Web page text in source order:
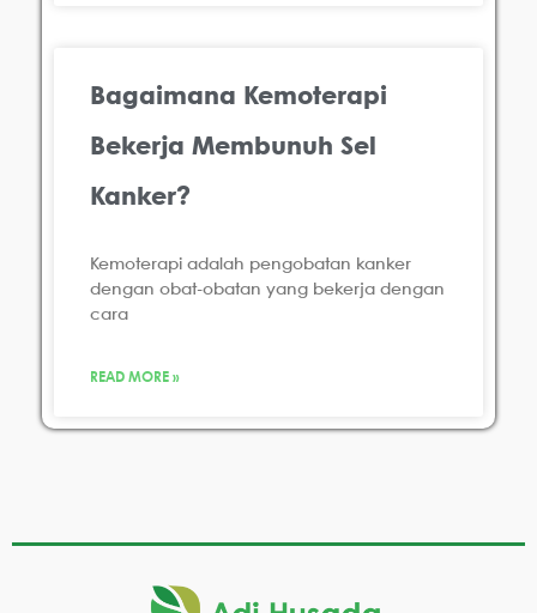
Bagaimana Kemoterapi
Bekerja Membunuh Sel
Kanker?
Kemoterapi adalah pengobatan kanker
dengan obat-obatan yang bekerja dengan
cara
READ MORE »